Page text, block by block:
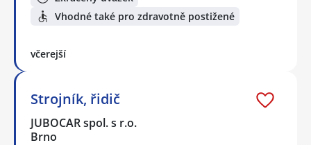
Vhodné také pro zdravotně postižené
včerejší
Strojník, řidič
JUBOCAR spol. s r.o.
Brno